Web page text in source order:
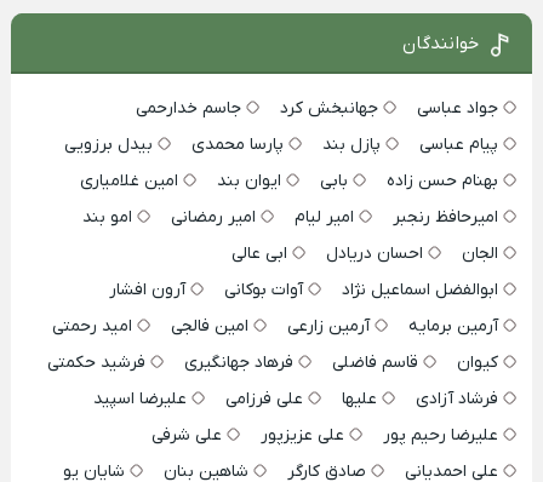
خوانندگان
جواد عباسی جهانبخش کرد
جاسم خدارحمی
پیام عباسی
پازل بند پارسا محمدی
بیدل برزویی
بهنام حسن زاده
بابی ایوان بند
امین غلامیاری
امیرحافظ رنجبر
امیر لیام امیر رمضانی
امو بند
الجان
احسان دریادل
ابی عالی
ابوالفضل اسماعیل نژاد
آوات بوکانی
آرون افشار
آرمین برمایه
آرمین زارعی امین فالجی
امید رحمتی
کیوان
قاسم فاضلی فرهاد جهانگیری
فرشید حکمتی
فرشاد آزادی
علیها علی فرزامی
علیرضا اسپید
علیرضا رحیم پور
علی عزیزپور
علی شرفی
علی احمدیانی
صادق کارگر شاهین بنان
شایان یو